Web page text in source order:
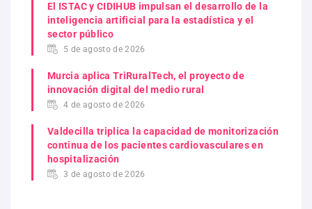
El ISTAC y CIDIHUB impulsan el desarrollo de la
inteligencia artificial para la estadística y el
sector público
5 de agosto de 2026
Murcia aplica TriRuralTech, el proyecto de
innovación digital del medio rural
4 de agosto de 2026
Valdecilla triplica la capacidad de monitorización
continua de los pacientes cardiovasculares en
hospitalización
3 de agosto de 2026